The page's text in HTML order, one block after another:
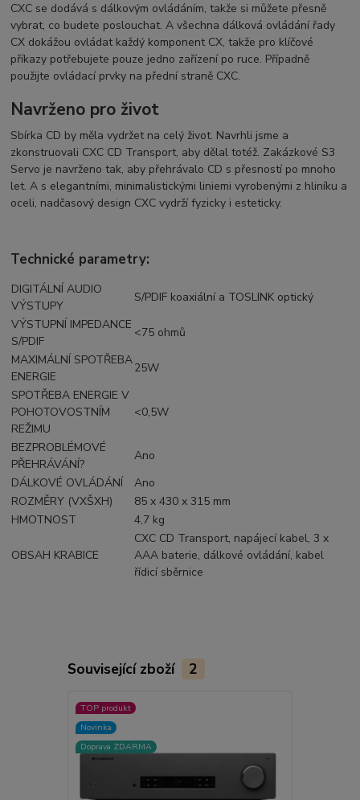
CXC se dodává s dálkovým ovládáním, takže si můžete přesně
vybrat, co budete poslouchat. A všechna dálková ovládání řady
CX dokážou ovládat každý komponent CX, takže pro klíčové
příkazy potřebujete pouze jedno zařízení po ruce. Případně
použijte ovládací prvky na přední straně CXC.
Navrženo pro život
Sbírka CD by měla vydržet na celý život. Navrhli jsme a
zkonstruovali CXC CD Transport, aby dělal totéž. Zakázkové S3
Servo je navrženo tak, aby přehrávalo CD s přesností po mnoho
let. A s elegantními, minimalistickými liniemi vyrobenými z hliníku a
oceli, nadčasový design CXC vydrží fyzicky i esteticky.
Technické parametry:
DIGITÁLNÍ AUDIO
VÝSTUPY
S/PDIF koaxiální a TOSLINK optický
VÝSTUPNÍ IMPEDANCE
S/PDIF
<75 ohmů
MAXIMÁLNÍ SPOTŘEBA
ENERGIE
25W
SPOTŘEBA ENERGIE V
POHOTOVOSTNÍM
REŽIMU
<0,5W
BEZPROBLÉMOVÉ
PŘEHRÁVÁNÍ?
Ano
DÁLKOVÉ OVLÁDÁNÍ
Ano
ROZMĚRY (VXŠXH)
85 x 430 x 315 mm
HMOTNOST
4,7 kg
OBSAH KRABICE
CXC CD Transport, napájecí kabel, 3 x
AAA baterie, dálkové ovládání, kabel
řídicí sběrnice
Související zboží 2
TOP produkt
Novinka
Doprava ZDARMA